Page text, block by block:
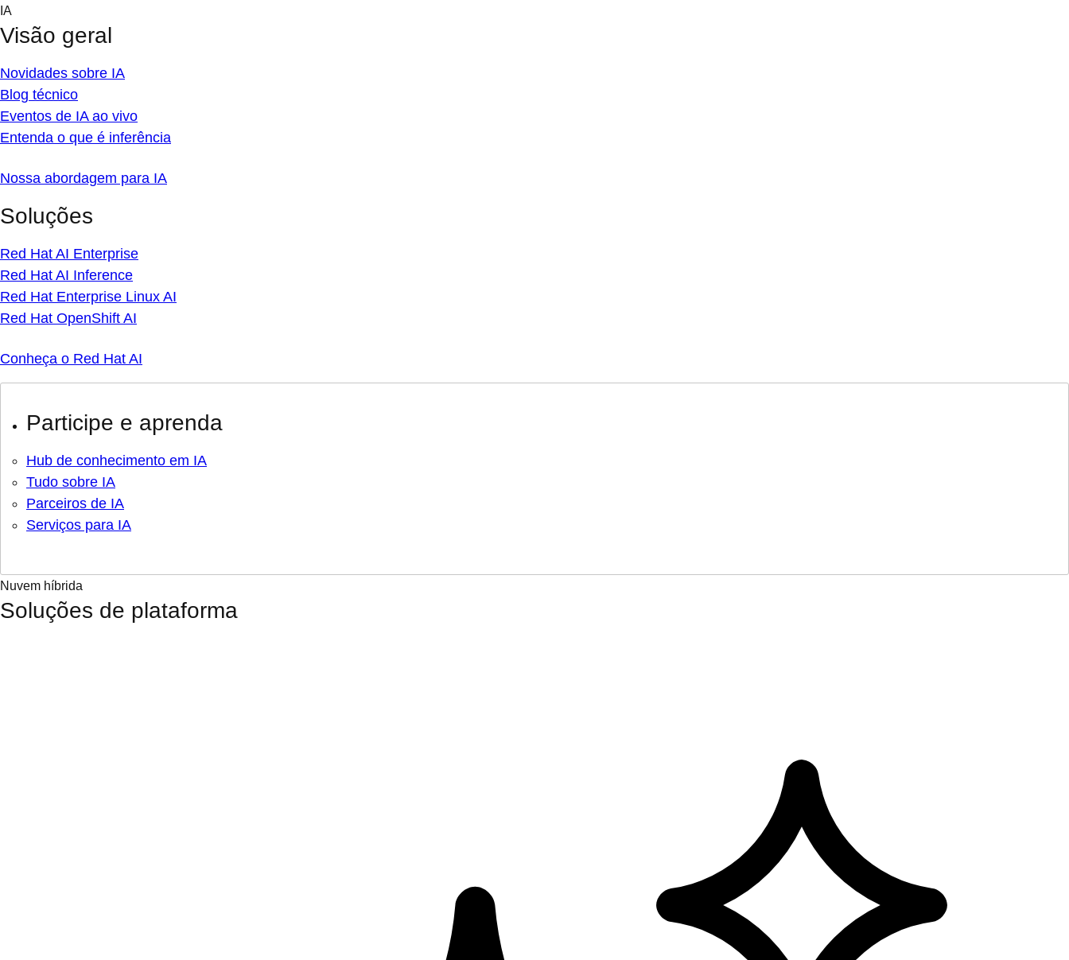
Skip
content
IA
Visão geral
Novidades sobre IA
Blog técnico
Eventos de IA ao vivo
Entenda o que é inferência
Nossa abordagem para IA
Soluções
Red Hat AI Enterprise
Red Hat AI Inference
Red Hat Enterprise Linux AI
Red Hat OpenShift AI
Conheça o Red Hat AI
Participe e aprenda
Hub de conhecimento em IA
Tudo sobre IA
Parceiros de IA
Serviços para IA
Nuvem híbrida
Soluções de plataforma